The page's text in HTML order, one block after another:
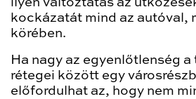
ilyen változtatás az
kockázatát mind az autóval,
körében.
Ha nagy az egyenlőtlenség
rétegei között egy
előfordulhat az, hogy nem